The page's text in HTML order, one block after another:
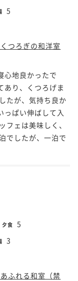
5
つろぎの和洋室
心地良かったで
あり、くつろげま
たが、気持ち良か
っぱい伸ばして入
フェは美味しく、
でしたが、一泊で
夕食 5
3
ふれる和室（禁